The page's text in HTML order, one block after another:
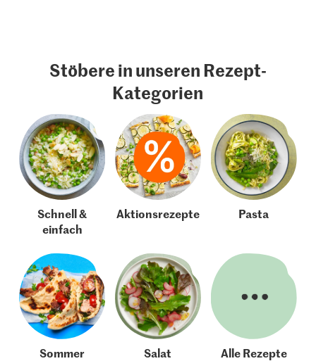
Stöbere in unseren Rezept-
Kategorien
Schnell &
einfach
Aktionsrezepte Pasta
Sommer Salat Alle Rezepte